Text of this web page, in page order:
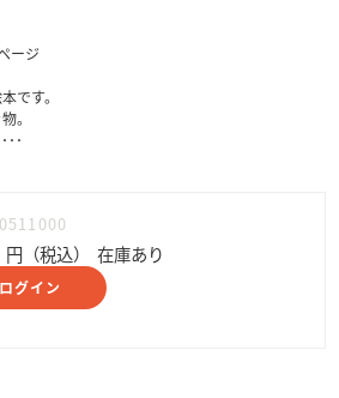
ージ
です。
。
･･
円（税込） 在庫あり
ログイン